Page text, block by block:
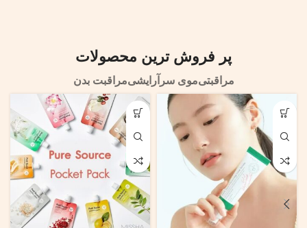
پر فروش ترین محصولات
مراقبتیموی سر آرایشیمراقبت بدن